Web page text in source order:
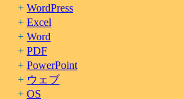
WordPress
Excel
Word
PDF
PowerPoint
ウェブ
OS